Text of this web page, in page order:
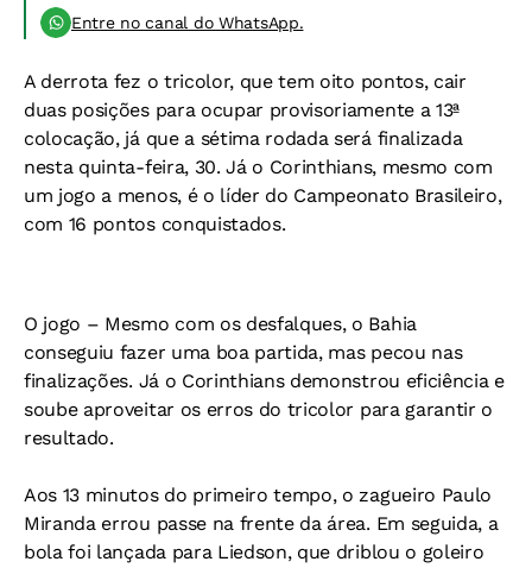
Entre no canal do WhatsApp.
A derrota fez o tricolor, que tem oito pontos, cair
duas posições para ocupar provisoriamente a 13ª
colocação, já que a sétima rodada será finalizada
nesta quinta-feira, 30. Já o Corinthians, mesmo com
um jogo a menos, é o líder do Campeonato Brasileiro,
com 16 pontos conquistados.
O jogo – Mesmo com os desfalques, o Bahia
conseguiu fazer uma boa partida, mas pecou nas
finalizações. Já o Corinthians demonstrou eficiência e
soube aproveitar os erros do tricolor para garantir o
resultado.
Aos 13 minutos do primeiro tempo, o zagueiro Paulo
Miranda errou passe na frente da área. Em seguida, a
bola foi lançada para Liedson, que driblou o goleiro